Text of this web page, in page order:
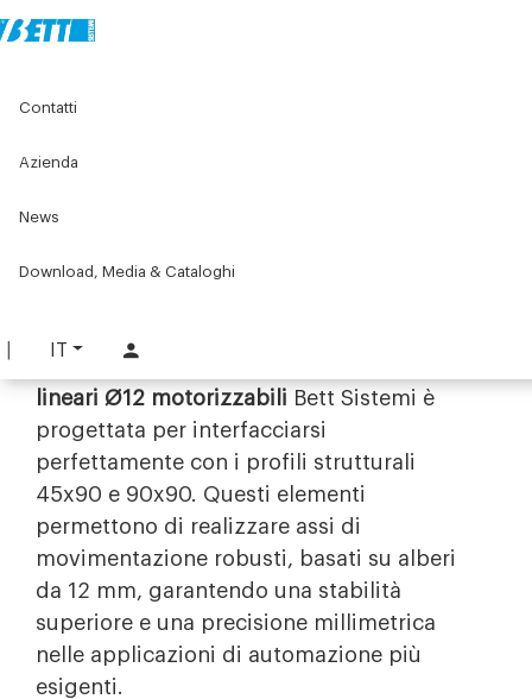
IT
Contatti
Azienda
News
Download, Media & Cataloghi
Componenti per unità lineari Ø12 motorizzabili 45x90 -
Componenti per unità lineari Ø12
Componenti di precisione Ø12 per
La selezione di
lineari Ø12 motorizzabili Bett Sistemi è
progettata per interfacciarsi
perfettamente con i profili strutturali
45x90 e 90x90. Questi elementi
permettono di realizzare assi di
movimentazione robusti, basati su alberi
da 12 mm, garantendo una stabilità
superiore e una precisione millimetrica
nelle applicazioni di automazione più
esigenti.